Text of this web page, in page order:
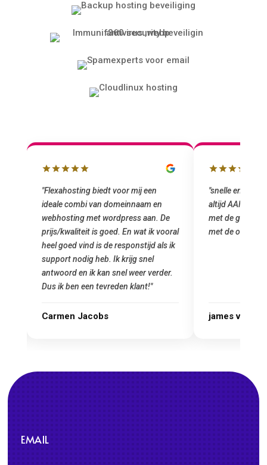
"Flexahosting biedt voor mij een
ideale combi van domeinnaam en
webhosting met wordpress aan. De
prijs/kwaliteit is goed. En wat ik vooral
heel goed vind is de responstijd als ik
support nodig heb. Ik krijg snel
antwoord en ik kan snel weer verder.
Dus ik ben een tevreden klant!"
Carmen Jacobs
"snelle en
altijd AAN (:
met de grote
met de
james van
EMAIL